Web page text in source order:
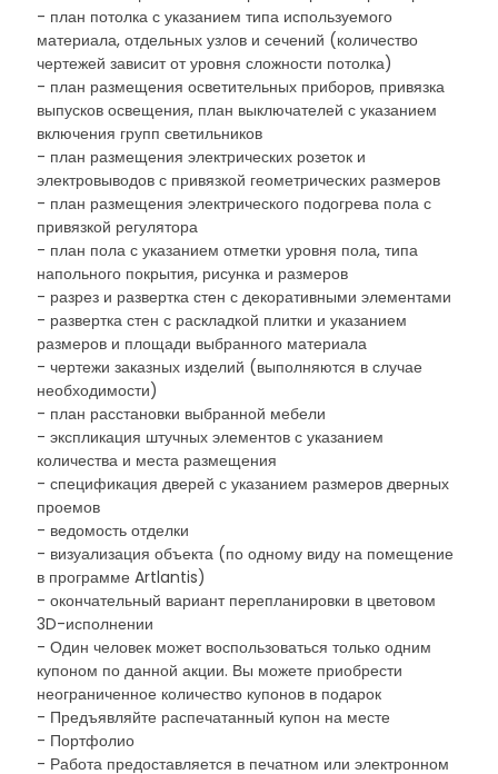
- план потолка с указанием типа используемого
материала, отдельных узлов и сечений (количество
чертежей зависит от уровня сложности потолка)
- план размещения осветительных приборов, привязка
выпусков освещения, план выключателей с указанием
включения групп светильников
- план размещения электрических розеток и
электровыводов с привязкой геометрических размеров
- план размещения электрического подогрева пола с
привязкой регулятора
- план пола с указанием отметки уровня пола, типа
напольного покрытия, рисунка и размеров
- разрез и развертка стен с декоративными элементами
- развертка стен с раскладкой плитки и указанием
размеров и площади выбранного материала
- чертежи заказных изделий (выполняются в случае
необходимости)
- план расстановки выбранной мебели
- экспликация штучных элементов с указанием
количества и места размещения
- спецификация дверей с указанием размеров дверных
проемов
- ведомость отделки
- визуализация объекта (по одному виду на помещение
в программе Artlantis)
- окончательный вариант перепланировки в цветовом
3D-исполнении
- Один человек может воспользоваться только одним
купоном по данной акции. Вы можете приобрести
неограниченное количество купонов в подарок
- Предъявляйте распечатанный купон на месте
- Портфолио
- Работа предоставляется в печатном или электронном